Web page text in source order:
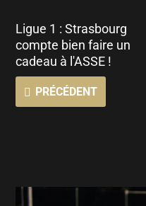
Ligue 1 : Strasbourg
compte bien faire un
cadeau à l'ASSE !
PRÉCÉDENT